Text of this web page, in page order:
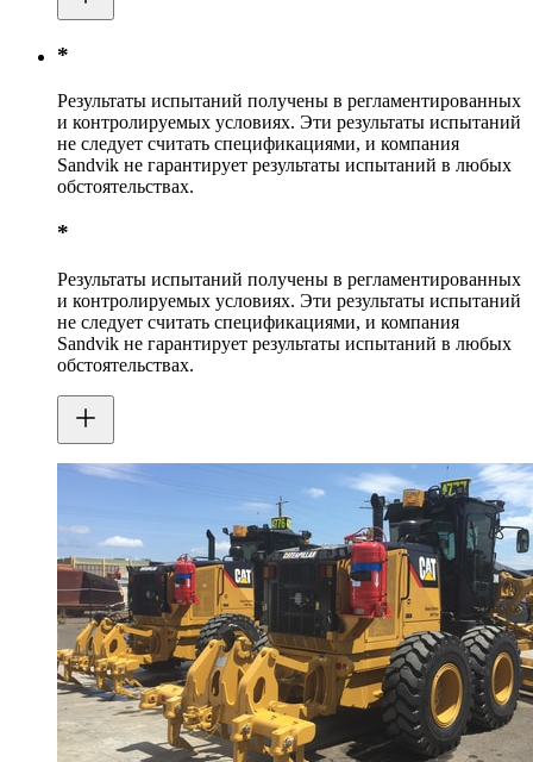
*
Результаты испытаний получены в регламентированных
и контролируемых условиях. Эти результаты испытаний
не следует считать спецификациями, и компания
Sandvik не гарантирует результаты испытаний в любых
обстоятельствах.
*
Результаты испытаний получены в регламентированных
и контролируемых условиях. Эти результаты испытаний
не следует считать спецификациями, и компания
Sandvik не гарантирует результаты испытаний в любых
обстоятельствах.